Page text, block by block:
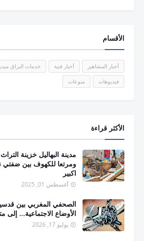
الأقسام
أخبار المشاهير أخبار فنية خدمات البراق
فيديوهات منوعات
الأكثر قراءة
مدينة البهاليل خزينة
ومرتعا للكهوف بين ضفتي
اكبير
أغسطس 01, 2025
الصحفي المغربي بين
الأوضاع الاجتماعية...
يوليو 17, 2026